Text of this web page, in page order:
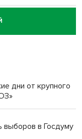
смерть
селе лошади
врачей
дни от крупного
выборов в Госдуму